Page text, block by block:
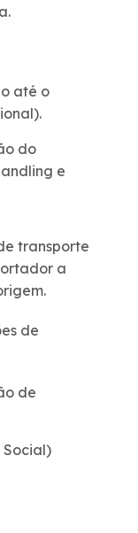
até o
do
e
transporte
a
de
de